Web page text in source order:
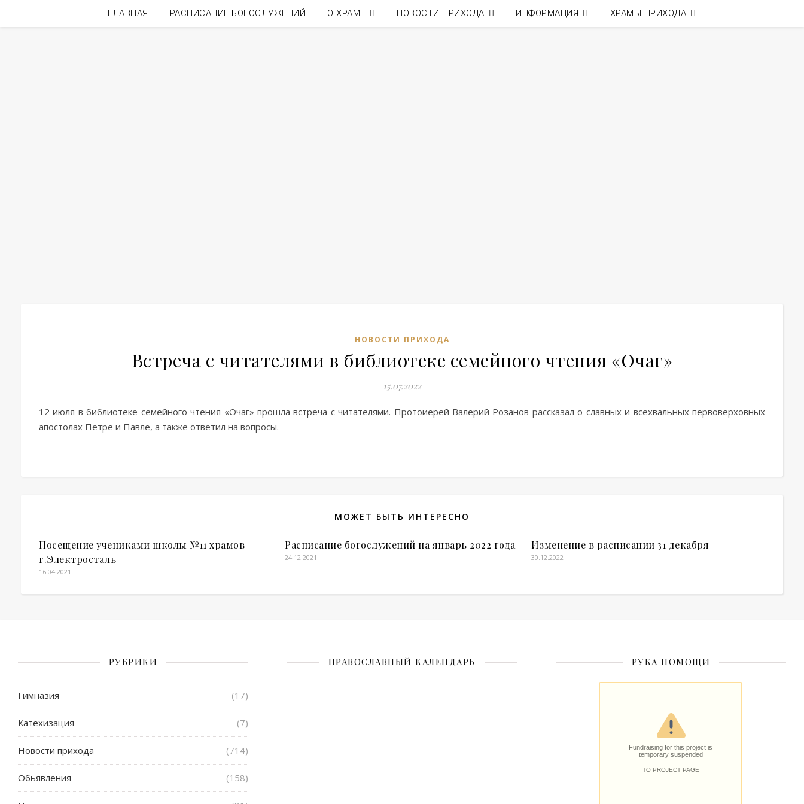
ГЛАВНАЯ РАСПИСАНИЕ БОГОСЛУЖЕНИЙ О ХРАМЕ НОВОСТИ ПРИХОДА ИНФОРМАЦИЯ ХРАМЫ ПРИХОДА
НОВОСТИ ПРИХОДА
Встреча с читателями в библиотеке семейного чтения «Очаг»
15.07.2022
12 июля в библиотеке семейного чтения «Очаг» прошла встреча с читателями. Протоиерей Валерий Розанов рассказал о славных и всехвальных первоверховных
апостолах Петре и Павле, а также ответил на вопросы.
МОЖЕТ БЫТЬ ИНТЕРЕСНО
Посещение учениками школы №11 храмов
г.Электросталь
16.04.2021
Расписание богослужений на январь 2022 года
24.12.2021
Изменение в расписании 31 декабря
30.12.2022
РУБРИКИ
Гимназия (17)
Катехизация (7)
Новости прихода (714)
Обьявления (158)
ПРАВОСЛАВНЫЙ КАЛЕНДАРЬ РУКА ПОМОЩИ